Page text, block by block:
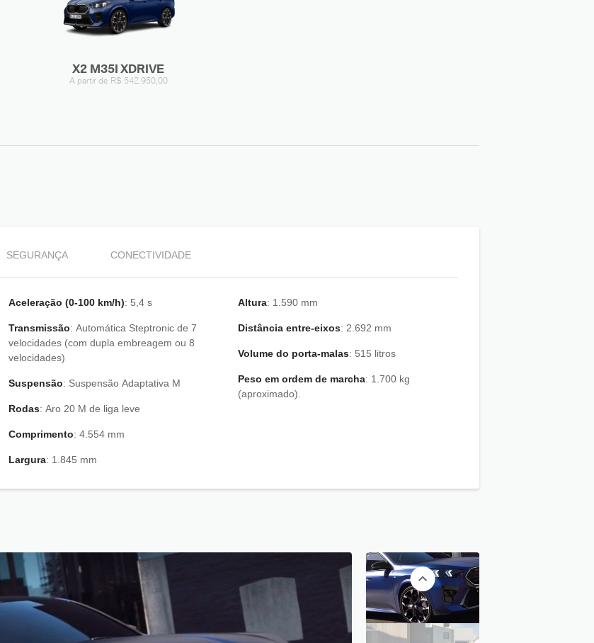
X2 M35I XDRIVE
A partir de R$ 542.950,00
SEGURANÇA CONECTIVIDADE
Aceleração (0-100 km/h) : 5,4 s
Transmissão: Automática Steptronic de 7
velocidades (com dupla embreagem ou 8
velocidades)
Suspensão : Suspensão Adaptativa M
Rodas : Aro 20 M de liga leve
Comprimento : 4.554 mm
Largura : 1.845 mm
Altura : 1.590 mm
Distância entre-eixos : 2.692 mm
Volume do porta-malas : 515 litros
Peso em ordem de marcha: 1.700 kg
(aproximado).